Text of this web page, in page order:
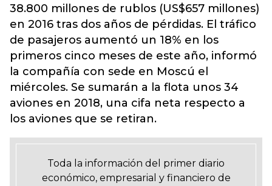
38.800 millones de rublos (US$657 millones)
en 2016 tras dos años de pérdidas. El tráfico
de pasajeros aumentó un 18% en los
primeros cinco meses de este año, informó
la compañía con sede en Moscú el
miércoles. Se sumarán a la flota unos 34
aviones en 2018, una cifa neta respecto a
los aviones que se retiran.
Toda la información del primer diario
económico, empresarial y financiero de